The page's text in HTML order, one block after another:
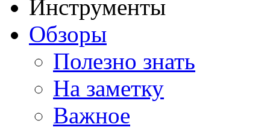
Инструменты
Обзоры
Полезно знать
На заметку
Важное